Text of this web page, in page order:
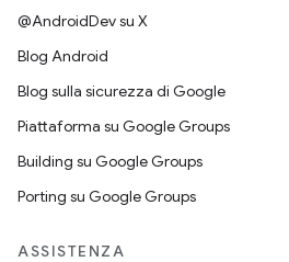
@AndroidDev su X
Blog Android
Blog sulla sicurezza di Google
Piattaforma su Google Groups
Building su Google Groups
Porting su Google Groups
ASSISTENZA